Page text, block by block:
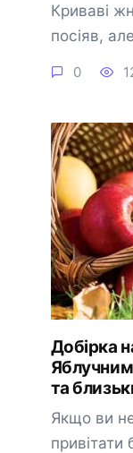
Криваві
посіяв,
0
Добірка
та
Якщо ви
привітати